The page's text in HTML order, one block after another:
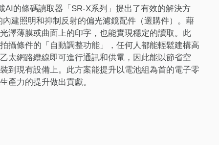
AI的條碼讀取器「SR-X系列」提出了有效的解決方
建照明和抑制反射的偏光濾鏡配件（選購件）。藉
澤薄膜或曲面上的印字，也能實現穩定的讀取。此
攝條件的「自動調整功能」，任何人都能輕鬆建構高
太網路纜線即可進行通訊和供電，因此能以節省空
到現有設備上。此方案能提升以電池組為首的電子零
產力的提升做出貢獻。